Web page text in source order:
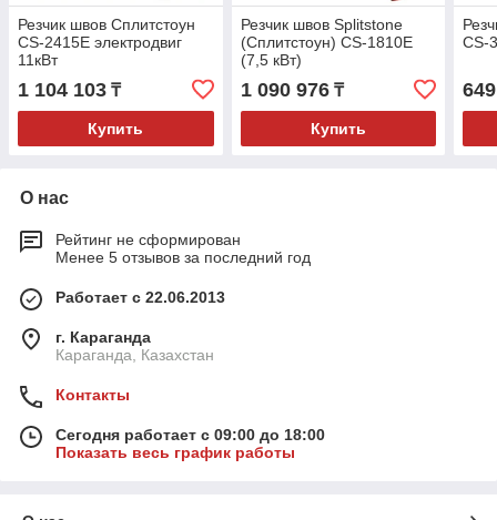
Резчик швов Сплитстоун
CS-2415E электродвиг
11кВт
1 104 103 ₸
Купить
Резчик швов Splitstone
(Сплитстоун) CS-1810E
(7,5 кВт)
1 090 976₸
Купить
CS-
О нас
Рейтинг не сформирован
Менее 5 отзывов за последний год
Работает с 22.06.2013
г. Караганда
Караганда, Казахстан
Контакты
Сегодня работает с 09:00 до 18:00
Показать весь график работы